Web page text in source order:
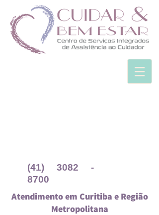
(41) 3082 -
8700
Atendimento em Curitiba e Região
Metropolitana